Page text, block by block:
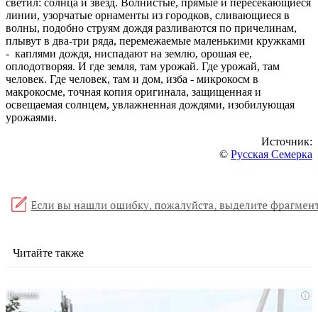
светил: солнца и звезд. Волнистые, прямые и пересекающиеся
линии, узорчатые орнаменты из городков, сливающиеся в
волны, подобно струям дождя разливаются по причелинам,
плывут в два-три ряда, перемежаемые маленькими кружками
- каплями дождя, ниспадают на землю, орошая ее,
оплодотворяя. И где земля, там урожай. Где урожай, там
человек. Где человек, там и дом, изба - микрокосм в
макрокосме, точная копия оригинала, защищенная и
освещаемая солнцем, увлажненная дождями, изобилующая
урожаями.
Источник:
© Русская Семерка
Читайте также
i